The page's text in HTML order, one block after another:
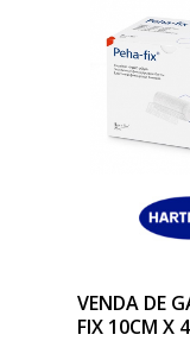
VENDA DE
FIX 10CM X